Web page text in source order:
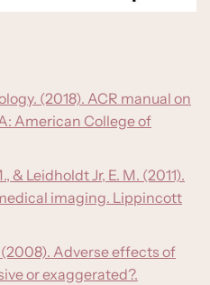
(2018). ACR manual on
American College of
& Leidholdt Jr, E. M. (2011).
imaging. Lippincott
(2008). Adverse effects of
or exaggerated?.